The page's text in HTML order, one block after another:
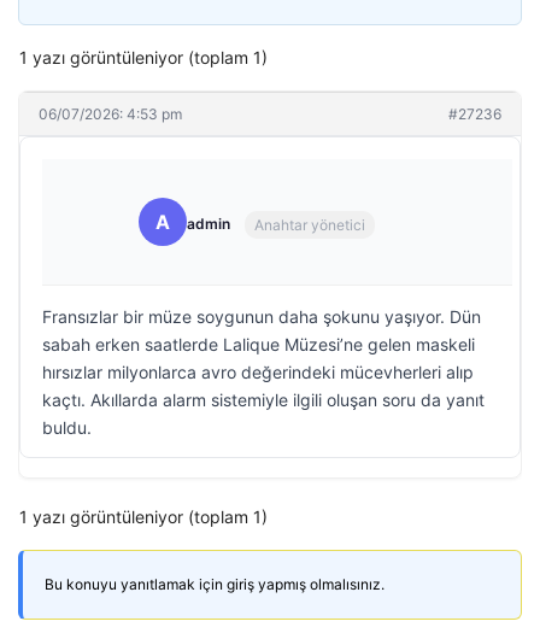
1 yazı görüntüleniyor (toplam 1)
06/07/2026: 4:53 pm #27236
A admin Anahtar yönetici
Fransızlar bir müze soygunun daha şokunu yaşıyor. Dün
sabah erken saatlerde Lalique Müzesi’ne gelen maskeli
hırsızlar milyonlarca avro değerindeki mücevherleri alıp
kaçtı. Akıllarda alarm sistemiyle ilgili oluşan soru da yanıt
buldu.
1 yazı görüntüleniyor (toplam 1)
Bu konuyu yanıtlamak için giriş yapmış olmalısınız.